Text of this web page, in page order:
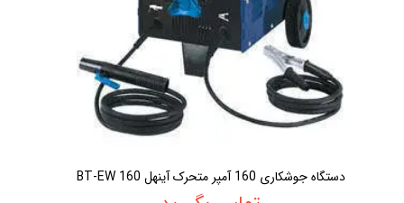
دستگاه جوشکاری 160 آمپر متحرک آينهل BT-EW 160